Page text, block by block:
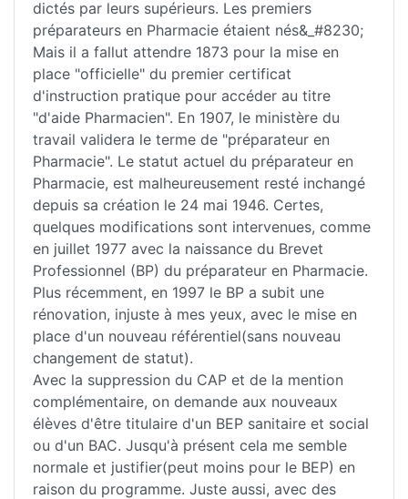
dictés par leurs supérieurs. Les premiers
préparateurs en Pharmacie étaient nés&_#8230;
Mais il a fallut attendre 1873 pour la mise en
place "officielle" du premier certificat
d'instruction pratique pour accéder au titre
"d'aide Pharmacien". En 1907, le ministère du
travail validera le terme de "préparateur en
Pharmacie". Le statut actuel du préparateur en
Pharmacie, est malheureusement resté inchangé
depuis sa création le 24 mai 1946. Certes,
quelques modifications sont intervenues, comme
en juillet 1977 avec la naissance du Brevet
Professionnel (BP) du préparateur en Pharmacie.
Plus récemment, en 1997 le BP a subit une
rénovation, injuste à mes yeux, avec le mise en
place d'un nouveau référentiel(sans nouveau
changement de statut).
Avec la suppression du CAP et de la mention
complémentaire, on demande aux nouveaux
élèves d'être titulaire d'un BEP sanitaire et social
ou d'un BAC. Jusqu'à présent cela me semble
normale et justifier(peut moins pour le BEP) en
raison du programme. Juste aussi, avec des